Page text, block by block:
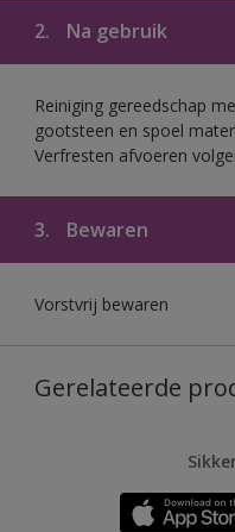
2. Na gebruik
Reiniging gereedschap
gootsteen en spoel
Verfresten afvoeren
3. Bewaren
Vorstvrij bewaren
Gerelateerde